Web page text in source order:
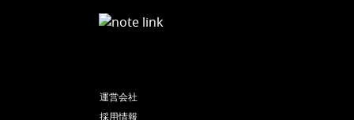
運営会社
採用情報